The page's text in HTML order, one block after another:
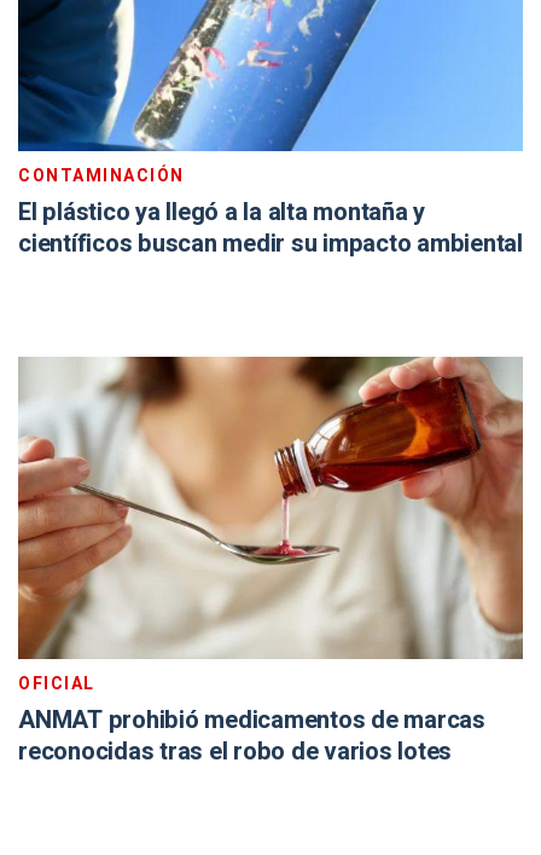
CONTAMINACIÓN
El plástico ya llegó a la alta montaña y
científicos buscan medir su impacto ambiental
OFICIAL
ANMAT prohibió medicamentos de marcas
reconocidas tras el robo de varios lotes